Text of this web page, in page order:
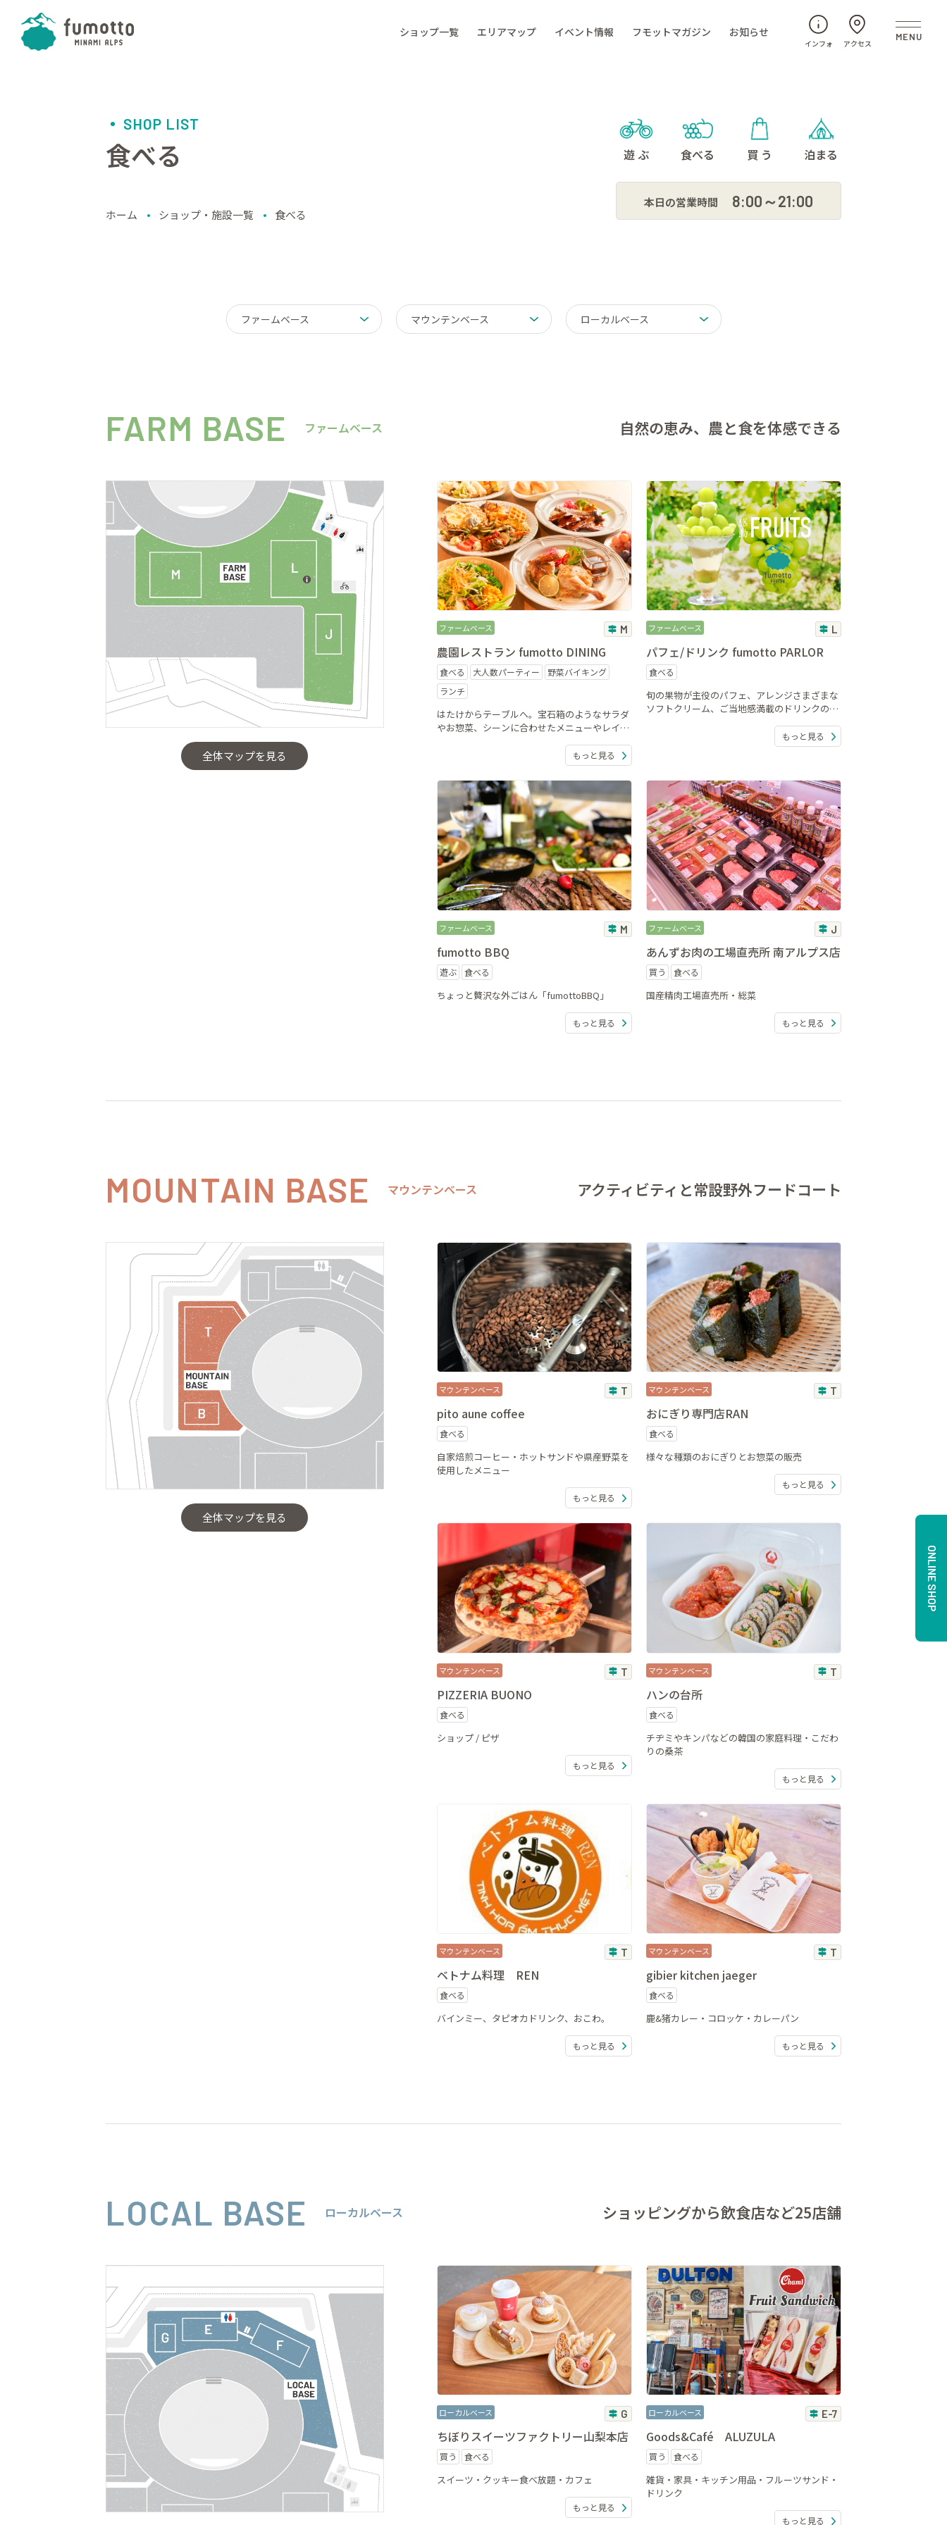
ショップ一覧 エリアマップ イベント情報 フモットマガジン お知らせ
インフォ アクセス
SHOP LIST
食べる
ホーム ショップ・施設一覧 食べる
遊 ぶ 食べる 買 う 泊まる
本日の営業時間 8:00～21:00
ファームベース マウンテンベース ローカルベース
FARM BASE ファームベース 自然の恵み、 農と食を体感できる
全体マップを見る
ファームベース M
農園レストラン fumotto DINING
食べる 大人数パーティー
野菜バイキング
ランチ
はたけからテーブルへ。宝石箱のようなサラダ
やお惣菜、シーンに合わせたメニューやレイア
もっと見る
ファームベース L
パフェ/ドリンク fumotto PARLOR
食べる
旬の果物が主役のパフェ、アレンジさまざまな
ソフトクリーム、ご当地感満載のドリンクのテ
もっと見る
ファームベース M
fumotto BBQ
遊ぶ 食べる
ちょっと贅沢な外ごはん「fumottoBBQ」
もっと見る
ファームベース J
あんずお肉の工場直売所 南アルプス店
買う 食べる
国産精肉工場直売所・総菜
もっと見る
MOUNTAIN BASE マウンテンベース アクティビティと常設野外フードコート
全体マップを見る
マウンテンベース T
pito aune coffee
食べる
自家焙煎コーヒー・ホットサンドや県産野菜を
使用したメニュー
もっと見る
マウンテンベース T
おにぎり専門店RAN
食べる
様々な種類のおにぎりとお惣菜の販売
もっと見る
マウンテンベース T
PIZZERIA BUONO
食べる
ショップ / ピザ
もっと見る
マウンテンベース T
ハンの台所
食べる
チヂミやキンパなどの韓国の家庭料理・こだわ
りの桑茶
もっと見る
マウンテンベース T
ベトナム料理 REN
食べる
バインミー、タピオカドリンク、おこわ。
もっと見る
マウンテンベース T
gibier kitchen jaeger
食べる
鹿&猪カレー・コロッケ・カレーパン
もっと見る
LOCAL BASE ローカルベース ショッピングから飲食店など25店舗
ローカルベース G
ちぼりスイーツファクトリー山梨本店
買う 食べる
スイーツ・クッキー食べ放題・カフェ
もっと見る
ローカルベース E-7
Goods&Café ALUZULA
買う 食べる
雑貨・家具・キッチン用品・フルーツサンド・
ドリンク
もっと見る
ONLINE SHOP